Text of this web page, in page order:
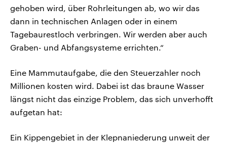
gehoben wird, über Rohrleitungen ab, wo wir das
dann in technischen Anlagen oder in einem
Tagebaurestloch verbringen. Wir werden aber auch
Graben- und Abfangsysteme errichten.“
Eine Mammutaufgabe, die den Steuerzahler noch
Millionen kosten wird. Dabei ist das braune Wasser
längst nicht das einzige Problem, das sich unverhofft
aufgetan hat:
Ein Kippengebiet in der Klepnaniederung unweit der